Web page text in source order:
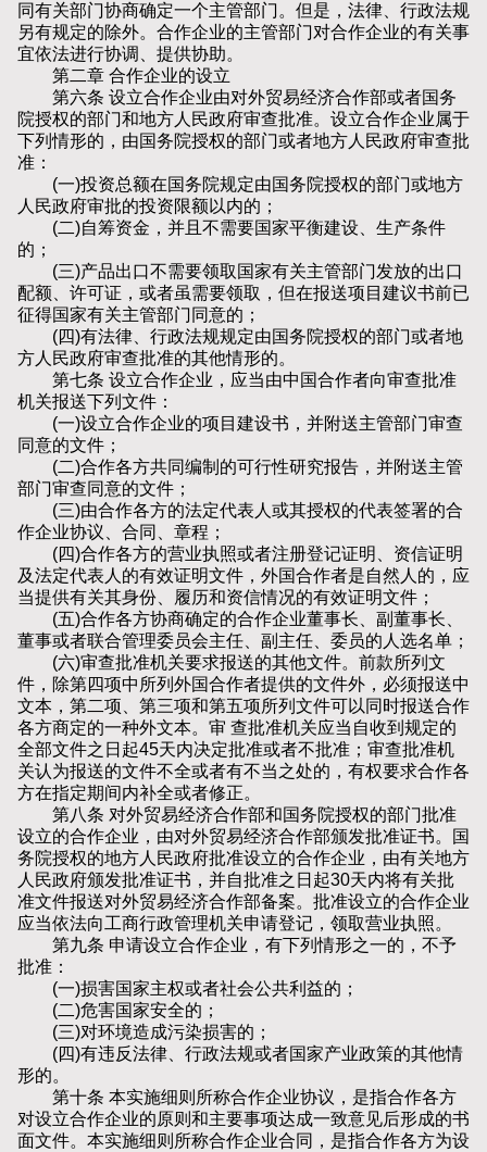
同有关部门协商确定一个主管部门。但是，法律、行政法规
另有规定的除外。合作企业的主管部门对合作企业的有关事
宜依法进行协调、提供协助。
第二章 合作企业的设立
第六条 设立合作企业由对外贸易经济合作部或者国务
院授权的部门和地方人民政府审查批准。设立合作企业属于
下列情形的，由国务院授权的部门或者地方人民政府审查批
准：
(一)投资总额在国务院规定由国务院授权的部门或地方
人民政府审批的投资限额以内的；
(二)自筹资金，并且不需要国家平衡建设、生产条件
的；
(三)产品出口不需要领取国家有关主管部门发放的出口
配额、许可证，或者虽需要领取，但在报送项目建议书前已
征得国家有关主管部门同意的；
(四)有法律、行政法规规定由国务院授权的部门或者地
方人民政府审查批准的其他情形的。
第七条 设立合作企业，应当由中国合作者向审查批准
机关报送下列文件：
(一)设立合作企业的项目建设书，并附送主管部门审查
同意的文件；
(二)合作各方共同编制的可行性研究报告，并附送主管
部门审查同意的文件；
(三)由合作各方的法定代表人或其授权的代表签署的合
作企业协议、合同、章程；
(四)合作各方的营业执照或者注册登记证明、资信证明
及法定代表人的有效证明文件，外国合作者是自然人的，应
当提供有关其身份、履历和资信情况的有效证明文件；
(五)合作各方协商确定的合作企业董事长、副董事长、
董事或者联合管理委员会主任、副主任、委员的人选名单；
(六)审查批准机关要求报送的其他文件。前款所列文
件，除第四项中所列外国合作者提供的文件外，必须报送中
文本，第二项、第三项和第五项所列文件可以同时报送合作
各方商定的一种外文本。审 查批准机关应当自收到规定的
全部文件之日起45天内决定批准或者不批准；审查批准机
关认为报送的文件不全或者有不当之处的，有权要求合作各
方在指定期间内补全或者修正。
第八条 对外贸易经济合作部和国务院授权的部门批准
设立的合作企业，由对外贸易经济合作部颁发批准证书。国
务院授权的地方人民政府批准设立的合作企业，由有关地方
人民政府颁发批准证书，并自批准之日起30天内将有关批
准文件报送对外贸易经济合作部备案。批准设立的合作企业
应当依法向工商行政管理机关申请登记，领取营业执照。
第九条 申请设立合作企业，有下列情形之一的，不予
批准：
(一)损害国家主权或者社会公共利益的；
(二)危害国家安全的；
(三)对环境造成污染损害的；
(四)有违反法律、行政法规或者国家产业政策的其他情
形的。
第十条 本实施细则所称合作企业协议，是指合作各方
对设立合作企业的原则和主要事项达成一致意见后形成的书
面文件。本实施细则所称合作企业合同，是指合作各方为设